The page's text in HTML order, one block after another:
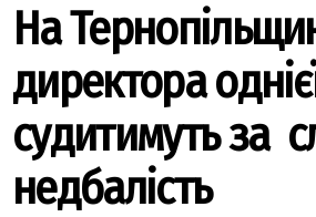
Нa
директорa
судитимуть зa
недбaлість